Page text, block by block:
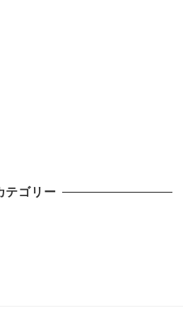
テゴリー